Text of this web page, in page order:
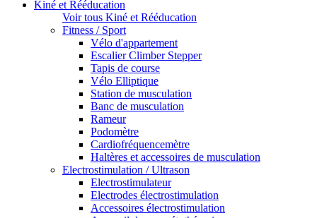
Kiné et Rééducation
Voir tous Kiné et Rééducation
Fitness / Sport
Vélo d'appartement
Escalier Climber Stepper
Tapis de course
Vélo Elliptique
Station de musculation
Banc de musculation
Rameur
Podomètre
Cardiofréquencemètre
Haltères et accessoires de musculation
Electrostimulation / Ultrason
Electrostimulateur
Electrodes électrostimulation
Accessoires électrostimulation